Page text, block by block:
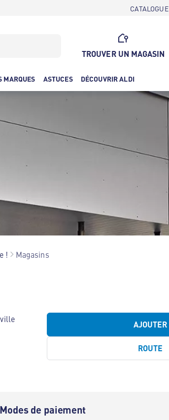
CATALOGUE
TROUVER UN MAGASIN
MARQUES ASTUCES DÉCOUVRIR ALDI
! Magasins
AJOUTER
ROUTE
Modes de paiement